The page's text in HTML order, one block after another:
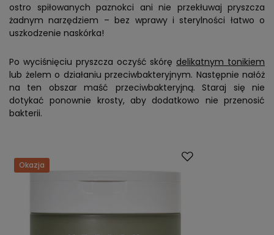
ostro spiłowanych paznokci ani nie przekłuwaj pryszcza
żadnym narzędziem – bez wprawy i sterylności łatwo o
uszkodzenie naskórka!
Po wyciśnięciu pryszcza oczyść skórę delikatnym tonikiem
lub żelem o działaniu przeciwbakteryjnym. Następnie nałóż
na ten obszar maść przeciwbakteryjną. Staraj się nie
dotykać ponownie krosty, aby dodatkowo nie przenosić
bakterii.
Okazja